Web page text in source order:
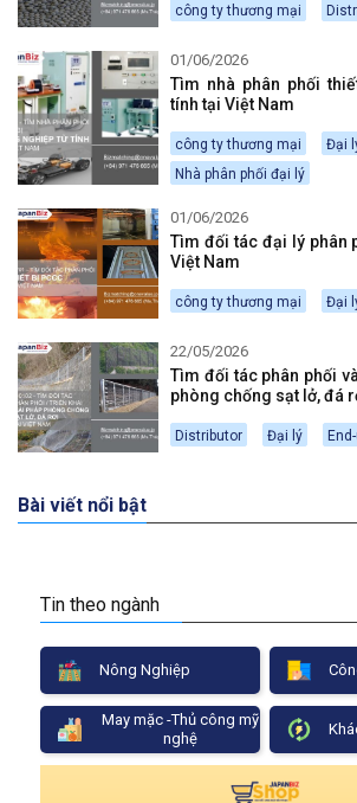
công ty thương mại
01/06/2026
Tìm nhà phân phối
tính tại Việt Nam
công ty thương mại
Đại
Nhà phân phối đại lý
01/06/2026
Tìm đối tác đại lý phân
Việt Nam
công ty thương mại Đại
22/05/2026
Tìm đối tác phân phối
phòng chống sạt lở, đá
Distributor Đại lý
Bài viết nổi bật
Tin theo ngành
Nông Nghiệp
May mặc -Thủ công mỹ
nghệ